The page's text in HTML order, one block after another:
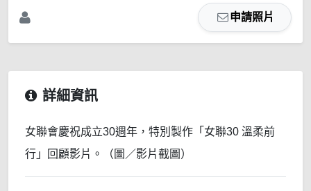
申請照片
詳細資訊
女聯會慶祝成立30週年，特別製作「女聯30 溫柔前
行」回顧影片。（圖／影片截圖）